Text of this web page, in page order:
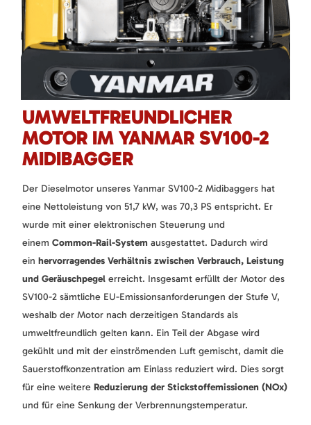
UMWELTFREUNDLICHER
MOTOR IM YANMAR SV100-2
MIDIBAGGER
Der Dieselmotor unseres Yanmar SV100-2 Midibaggers hat
eine Nettoleistung von 51,7 kW, was 70,3 PS entspricht. Er
wurde mit einer elektronischen Steuerung und
einem Common-Rail-System ausgestattet. Dadurch wird
ein hervorragendes Verhältnis zwischen Verbrauch, Leistung
und Geräuschpegel erreicht. Insgesamt erfüllt der Motor des
SV100-2 sämtliche EU-Emissionsanforderungen der Stufe V,
weshalb der Motor nach derzeitigen Standards als
umweltfreundlich gelten kann. Ein Teil der Abgase wird
gekühlt und mit der einströmenden Luft gemischt, damit die
Sauerstoffkonzentration am Einlass reduziert wird. Dies sorgt
für eine weitere Reduzierung der Stickstoffemissionen (NOx)
und für eine Senkung der Verbrennungstemperatur.